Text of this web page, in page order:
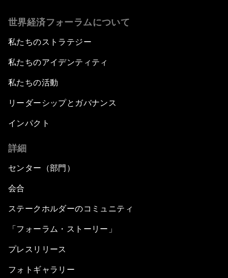
世界経済フォーラムについて
私たちのストラテジー
私たちのアイデンティティ
私たちの活動
リーダーシップとガバナンス
インパクト
詳細
センター（部門）
会合
ステークホルダーのコミュニティ
「フォーラム・ストーリー」
プレスリリース
フォトギャラリー